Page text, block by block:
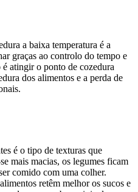
a baixa temperatura é a
graças ao controlo do tempo e
atingir o ponto de cozedura
dos alimentos e a perda de
é o tipo de texturas que
mais macias, os legumes ficam
comido com uma colher.
retêm melhor os sucos e